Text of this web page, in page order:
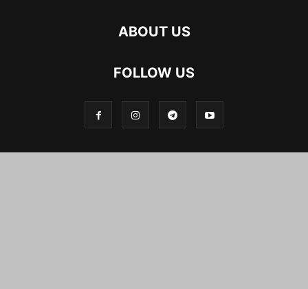
ABOUT US
FOLLOW US